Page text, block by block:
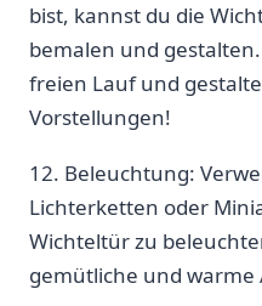
bist,⁤ kannst du die
bemalen und⁢
freien Lauf und⁤
Vorstellungen!
12. ‌Beleuchtung:
Lichterketten oder
Wichteltür zu
‍gemütliche und warme